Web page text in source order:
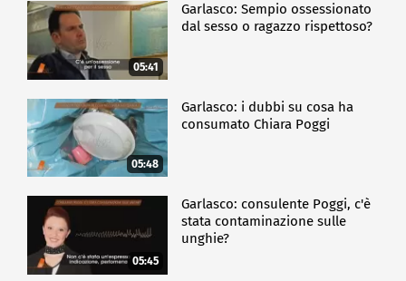
05:41
Garlasco: Sempio ossessionato
dal sesso o ragazzo rispettoso?
05:48
Garlasco: i dubbi su cosa ha
consumato Chiara Poggi
05:45
Garlasco: consulente Poggi, c'è
stata contaminazione sulle
unghie?